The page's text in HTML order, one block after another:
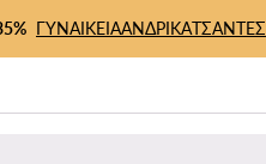
ΓΥΝΑΙΚΕΙΑΑΝΔΡΙΚΑΤΣΑΝΤΕΣ